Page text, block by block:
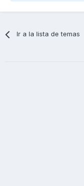
Ir a la lista de temas